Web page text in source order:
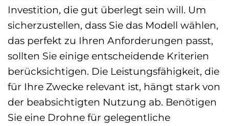
Investition, die gut überlegt sein will. Um
sicherzustellen, dass Sie das Modell wählen,
das perfekt zu Ihren Anforderungen passt,
sollten Sie einige entscheidende Kriterien
berücksichtigen. Die Leistungsfähigkeit, die
für Ihre Zwecke relevant ist, hängt stark von
der beabsichtigten Nutzung ab. Benötigen
Sie eine Drohne für gelegentliche